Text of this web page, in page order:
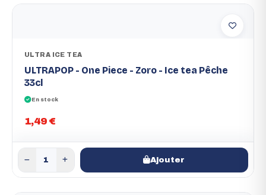
ULTRA ICE TEA
ULTRAPOP - One Piece - Zoro - Ice tea Pêche
33cl
En stock
1,49 €
Ajouter